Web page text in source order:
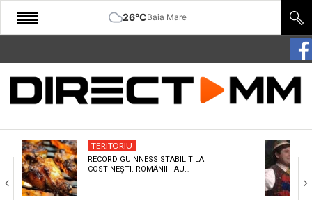
26°CBaia Mare
START
COMUNITATE
CULTURA
ECONOMIE
TERITORIU
RECORD GUINNESS STABILIT LA
COSTINEȘTI. ROMÂNII I-AU…